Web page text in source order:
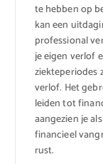
te hebben op
kan een
professional
je eigen verlof
ziekteperiodes
verlof. Het
leiden tot
aangezien je
financieel
rust.